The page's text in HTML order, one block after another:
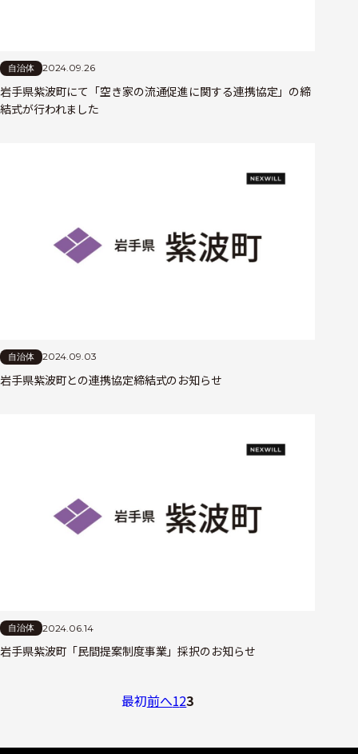
自治体 2024.09.26
岩手県紫波町にて「空き家の流通促進に関する連携協定」の締
結式が行われました
自治体 2024.09.03
岩手県紫波町との連携協定締結式のお知らせ
自治体 2024.06.14
岩手県紫波町「民間提案制度事業」採択のお知らせ
最初前へ123